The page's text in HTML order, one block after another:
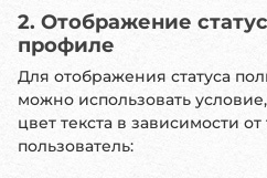
2. Отображение
профиле
Для отображения статуса
можно использовать
цвет текста в зависимости
пользователь: